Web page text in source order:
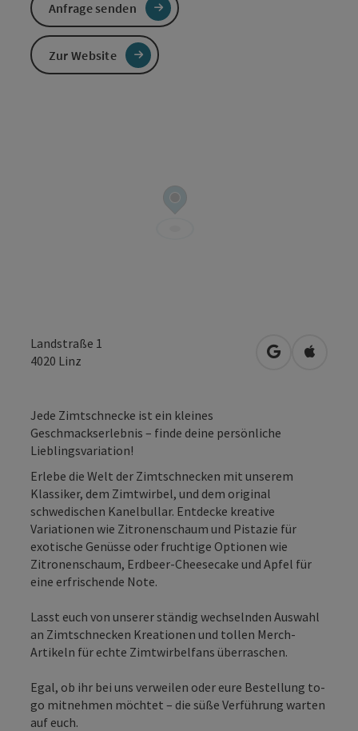
Landstraße 1
4020 Linz in Google
in
Jede Zimtschnecke ist ein kleines
Geschmackserlebnis – finde deine persönliche
Lieblingsvariation!
Erlebe die Welt der Zimtschnecken mit unserem
Klassiker, dem Zimtwirbel, und dem original
schwedischen Kanelbullar. Entdecke kreative
Variationen wie Zitronenschaum und Pistazie für
exotische Genüsse oder fruchtige Optionen wie
Zitronenschaum, Erdbeer-Cheesecake und Apfel für
eine erfrischende Note.
Lasst euch von unserer ständig wechselnden Auswahl
an Zimtschnecken Kreationen und tollen Merch-
Artikeln für echte Zimtwirbelfans überraschen.
Egal, ob ihr bei uns verweilen oder eure Bestellung to-
go mitnehmen möchtet – die süße Verführung warten
auf euch.
Anfrage senden
Zur Website